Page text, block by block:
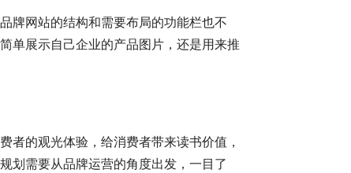
牌网站的结构和需要布局的功能栏也不
单展示自己企业的产品图片，还是用来推
者的观光体验，给消费者带来读书价值，
划需要从品牌运营的角度出发，一目了